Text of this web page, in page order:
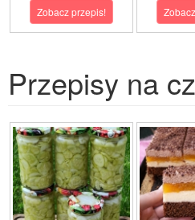
Zobacz przepis!
Przepisy na